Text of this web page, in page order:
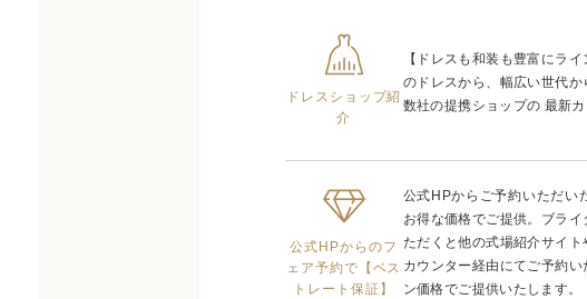
ドレスショップ紹
介
【ドレスも和装も豊富にラ
のドレスから、幅広い世代か
数社の提携ショップの 最新
公式HPからのフ
ェア予約で【ベス
トレート保証】
公式HPからご予約いただい
お得な価格でご提供。ブラ
ただくと他の式場紹介サイ
カウンター経由にてご予約
ン価格でご提供いたします。